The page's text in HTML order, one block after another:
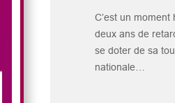
C’est un
deux ans de
se doter de sa
nationale…